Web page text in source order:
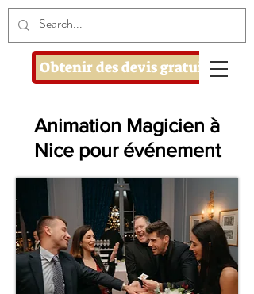
Obtenir des devis gratuits
Animation Magicien à
Nice pour événement